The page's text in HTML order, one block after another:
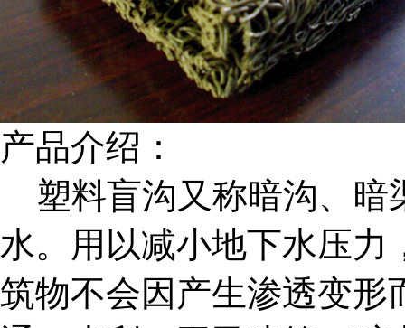
产品介绍：
塑料盲沟又称暗沟、暗
水。用以减小地下水压
筑物不会因产生渗透变形